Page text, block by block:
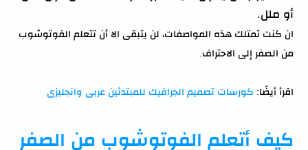
أو ملل.
ان كنت تمتلك هذه المواصفات، لن يتبقى الا أن تتعلم الفوتوشوب
من الصفر إلى الاحتراف.
اقرأ أيضًا: كورسات تصميم الجرافيك للمبتدئين عربى وانجليزى
كيف أتعلم الفوتوشوب من الصفر